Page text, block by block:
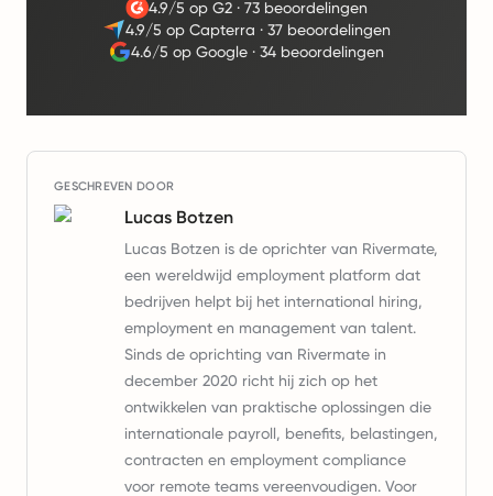
4.9/5 op G2· 73 beoordelingen
4.9/5 op Capterra · 37 beoordelingen
4.6/5 op Google ·34 beoordelingen
GESCHREVEN DOOR
Lucas Botzen
Lucas Botzen is de oprichter van Rivermate,
een wereldwijd employment platform dat
bedrijven helpt bij het international hiring,
employment en management van talent.
Sinds de oprichting van Rivermate in
december 2020 richt hij zich op het
ontwikkelen van praktische oplossingen die
internationale payroll, benefits, belastingen,
contracten en employment compliance
voor remote teams vereenvoudigen. Voor